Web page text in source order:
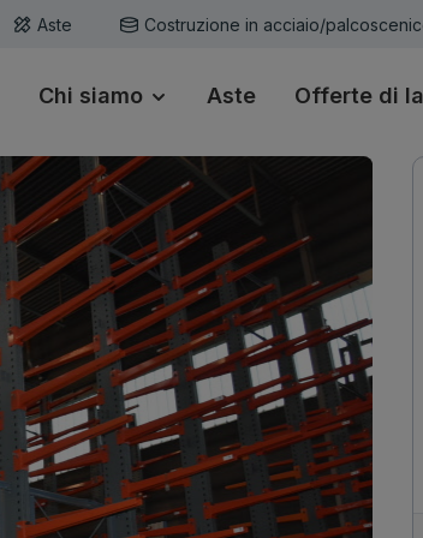
Aste Costruzione in acciaio/
Chi siamo Aste Offerte di